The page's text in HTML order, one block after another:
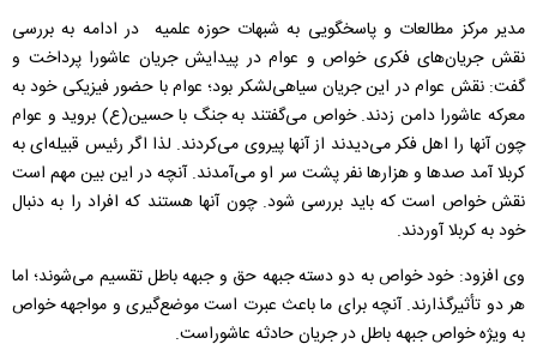
مدیر مرکز مطالعات و پاسخگویی به شبهات حوزه علمیه در ادامه به بررسی
نقش جریان‌های فکری خواص و عوام در پیدایش جریان عاشورا پرداخت و
گفت: نقش عوام در این جریان سیاهی‌لشکر بود؛ عوام با حضور فیزیکی خود به
معرکه عاشورا دامن زدند. خواص می‌گفتند به جنگ با حسین(ع) بروید و عوام
چون آنها را اهل فکر می‌دیدند از آنها پیروی می‌کردند. لذا اگر رئیس قبیله‌ای به
کربلا آمد صدها و هزارها نفر پشت سر او می‌آمدند. آنچه در این بین مهم است
نقش خواص است که باید بررسی شود. چون آنها هستند که افراد را به دنبال
خود به کربلا آوردند.
وی افزود: خود خواص به دو دسته جبهه حق و جبهه باطل تقسیم می‌شوند؛ اما
هر دو تأثیرگذارند. آنچه برای ما باعث عبرت است موضع‌گیری و مواجهه خواص
به ویژه خواص جبهه باطل در جریان حادثه عاشوراست.